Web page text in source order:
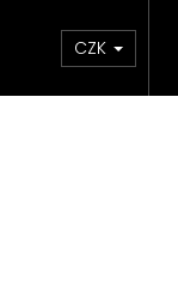
& Maziva
CZK